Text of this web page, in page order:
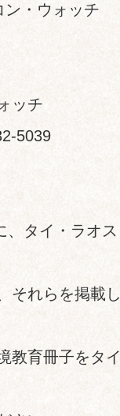
・ウォッチ
ッチ
5039
、タイ・ラオ
それらを掲載
教育冊子をタ